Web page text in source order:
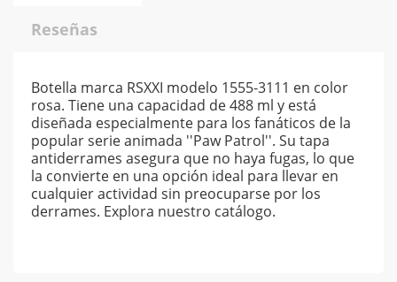
Reseñas
Botella marca RSXXI modelo 1555-3111 en color
rosa. Tiene una capacidad de 488 ml y está
diseñada especialmente para los fanáticos de la
popular serie animada ''Paw Patrol''. Su tapa
antiderrames asegura que no haya fugas, lo que
la convierte en una opción ideal para llevar en
cualquier actividad sin preocuparse por los
derrames. Explora nuestro catálogo.